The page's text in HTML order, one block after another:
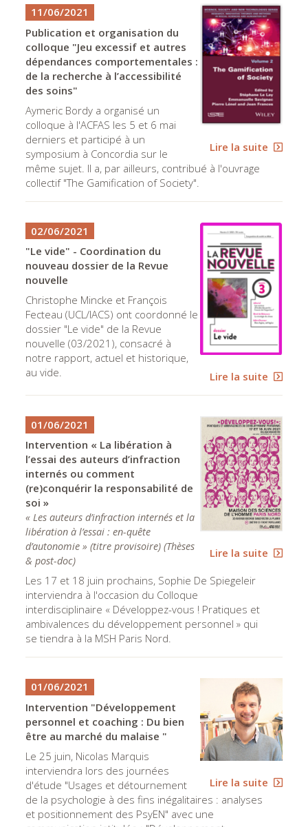
Lire la suite
11/06/2021
Publication et organisation du
colloque "Jeu excessif et autres
dépendances comportementales :
de la recherche à l’accessibilité
des soins"
Aymeric Bordy a organisé un
colloque à l'ACFAS les 5 et 6 mai
derniers et participé à un
symposium à Concordia sur le
même sujet. Il a, par ailleurs, contribué à l'ouvrage
collectif "The Gamification of Society".
Lire la suite
02/06/2021
"Le vide" - Coordination du
nouveau dossier de la Revue
nouvelle
Christophe Mincke et François
Fecteau (UCL/IACS) ont coordonné le
dossier "Le vide" de la Revue
nouvelle (03/2021), consacré à
notre rapport, actuel et historique,
au vide.
Lire la suite
01/06/2021
Intervention « La libération à
l’essai des auteurs d’infraction
internés ou comment
(re)conquérir la responsabilité de
soi »
« Les auteurs d’infraction internés et la
libération à l’essai : en-quête
d’autonomie » (titre provisoire) (Thèses
& post-doc)
Les 17 et 18 juin prochains, Sophie De Spiegeleir
interviendra à l'occasion du Colloque
interdisciplinaire « Développez-vous ! Pratiques et
ambivalences du développement personnel » qui
se tiendra à la MSH Paris Nord.
Lire la suite
01/06/2021
Intervention "Développement
personnel et coaching : Du bien
être au marché du malaise "
Le 25 juin, Nicolas Marquis
interviendra lors des journées
d'étude "Usages et détournement
de la psychologie à des fins inégalitaires : analyses
et positionnement des PsyEN" avec une